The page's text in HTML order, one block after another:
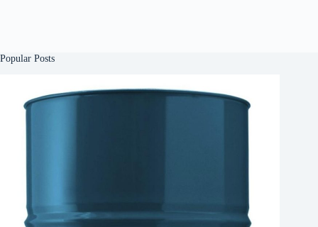
Popular Posts